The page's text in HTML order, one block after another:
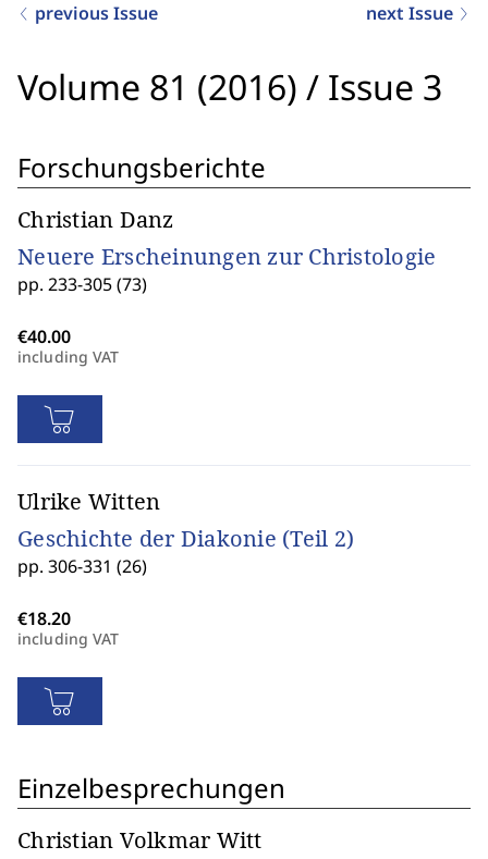
previous Issue next Issue
Volume 81 (2016) / Issue 3
Forschungsberichte
Christian Danz
Neuere Erscheinungen zur Christologie
pp. 233-305 (73)
including VAT
Ulrike Witten
Geschichte der Diakonie (Teil 2)
pp. 306-331 (26)
including VAT
Einzelbesprechungen
Christian Volkmar Witt